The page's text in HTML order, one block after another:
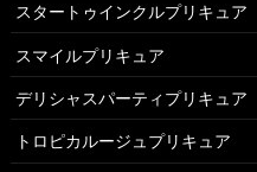
スタートゥインクルプリキュア
スマイルプリキュア
デリシャスパーティプリキュア
トロピカルージュプリキュア